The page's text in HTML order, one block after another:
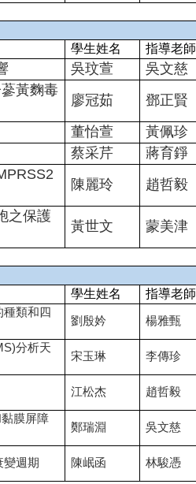
學生姓名 指導老師
吳玟萱 吳文慈
黃麴毒
廖冠茹 鄧正賢
董怡萱 黃佩珍
蔡采芹 蔣育錚
陳麗玲 趙哲毅
之保護
黃世文 蒙美津
學生姓名 指導老師
類和四
劉殷妗 楊雅甄
分析天
宋玉琳 李傳珍
江松杰 趙哲毅
膜屏障
鄭瑞淵 吳文慈
週期 陳岷函 林駿憑